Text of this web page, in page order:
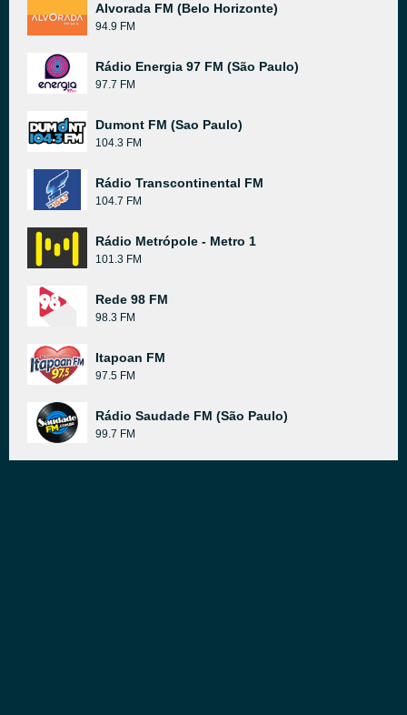
Alvorada FM (Belo Horizonte)
94.9 FM
Rádio Energia 97 FM (São Paulo)
97.7 FM
Dumont FM (Sao Paulo)
104.3 FM
Rádio Transcontinental FM
104.7 FM
Rádio Metrópole - Metro 1
101.3 FM
Rede 98 FM
98.3 FM
Itapoan FM
97.5 FM
Rádio Saudade FM (São Paulo)
99.7 FM